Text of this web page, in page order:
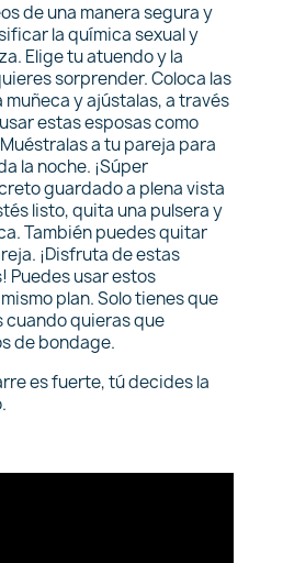
de una manera segura y
la química sexual y
Elige tu atuendo y la
sorprender. Coloca las
muñeca y ajústalas, a través
estas esposas como
a tu pareja para
la noche. ¡Súper
guardado a plena vista
listo, quita una pulsera y
También puedes quitar
¡Disfruta de estas
Puedes usar estos
plan. Solo tienes que
cuando quieras que
de bondage.
es fuerte, tú decides la